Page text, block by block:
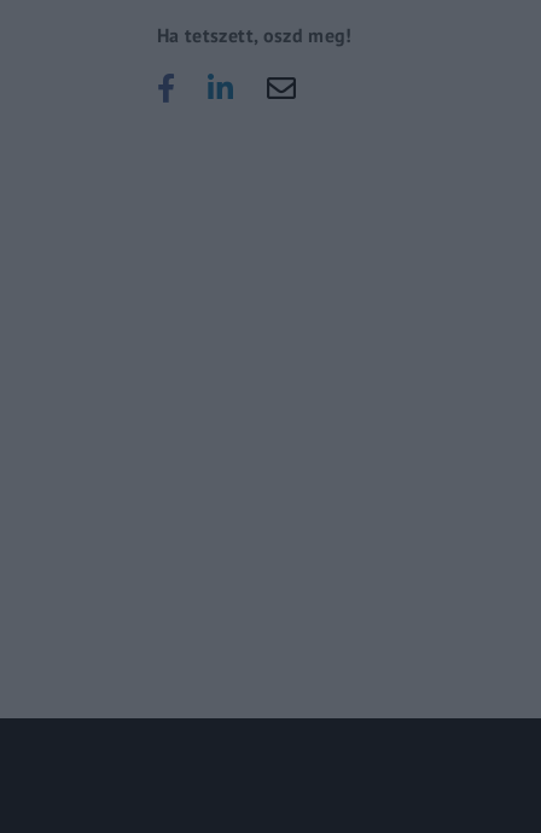
Ha tetszett, oszd meg!